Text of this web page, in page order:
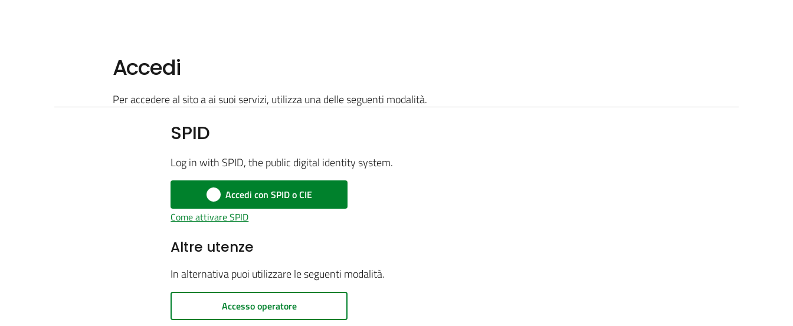
Accedi
Per accedere al sito a ai suoi servizi, utilizza una delle seguenti modalità.
SPID
Log in with SPID, the public digital identity system.
Accedi con SPID o CIE
Come attivare SPID
Altre utenze
In alternativa puoi utilizzare le seguenti modalità.
Accesso operatore